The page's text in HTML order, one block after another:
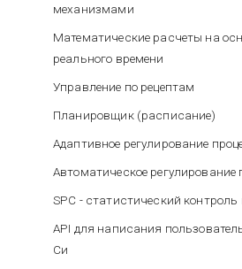
механизмами
Математические расчеты на
реального времени
Управление по рецептам
Планировщик (расписание)
Адаптивное регулирование
Автоматическое регулирование
SPC - статистический контроль
API для написания
Си